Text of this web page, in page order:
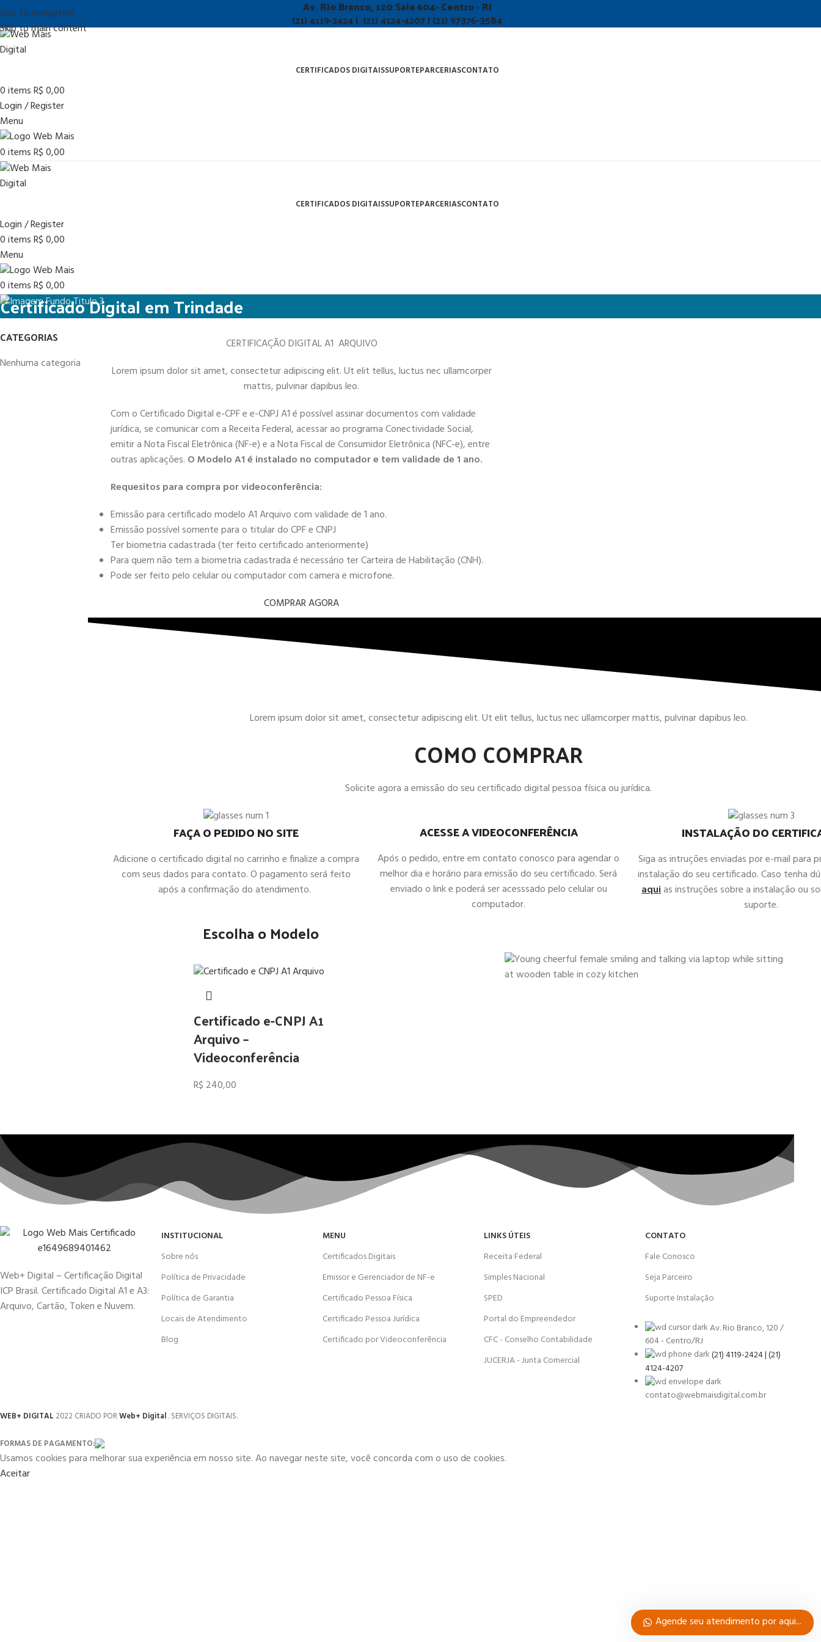
Skip to navigation
Skip to main content
Av. Rio Branco, 120 Sala 604- Centro - RJ
(21) 4119-2424 | (21) 4124-4207 | (21) 97376-3584
CERTIFICADOS DIGITAISSUPORTEPARCERIASCONTATO
0itemsR$0,00
Login / Register
Menu
0itemsR$0,00
CERTIFICADOS DIGITAISSUPORTEPARCERIASCONTATO
Login / Register
0itemsR$0,00
Menu
0itemsR$0,00
Certificado Digital em Trindade
CATEGORIAS
Nenhuma categoria
CERTIFICAÇÃO DIGITAL A1 ARQUIVO
Lorem ipsum dolor sit amet, consectetur adipiscing elit. Ut elit tellus, luctus nec ullamcorper
mattis, pulvinar dapibus leo.
Com o Certificado Digital e-CPF e e-CNPJ A1 é possível assinar documentos com validade
jurídica, se comunicar com a Receita Federal, acessar ao programa Conectividade Social,
emitir a Nota Fiscal Eletrônica (NF-e) e a Nota Fiscal de Consumidor Eletrônica (NFC-e), entre
outras aplicações. O Modelo A1 é instalado no computador e tem validade de 1 ano.
Requesitos para compra por videoconferência:
Emissão para certificado modelo A1 Arquivo com validade de 1 ano.
Emissão possível somente para o titular do CPF e CNPJ
Ter biometria cadastrada (ter feito certificado anteriormente)
Para quem não tem a biometria cadastrada é necessário ter Carteira de Habilitação (CNH).
Pode ser feito pelo celular ou computador com camera e microfone.
COMPRAR AGORA
Lorem ipsum dolor sit amet, consectetur adipiscing elit. Ut elit tellus, luctus nec ullamcorper mattis, pulvinar dapibus leo.
COMO COMPRAR
Solicite agora a emissão do seu certificado digital pessoa física ou jurídica.
FAÇA O PEDIDO NO SITE
Adicione o certificado digital no carrinho e finalize a compra
com seus dados para contato. O pagamento será feito
após a confirmação do atendimento.
ACESSE A VIDEOCONFERÊNCIA
Após o pedido, entre em contato conosco para agendar o
melhor dia e horário para emissão do seu certificado. Será
enviado o link e poderá ser acesssado pelo celular ou
computador.
INSTALAÇÃO DO
Siga as intruções enviadas por e-mail para
instalação do seu certificado. Caso tenha
aquias instruções sobre a instalação ou
suporte.
Escolha o Modelo
Certificado e-CNPJ A1
Arquivo –
Videoconferência
R$ 240,00
Web+ Digital – Certificação Digital
ICP Brasil. Certificado Digital A1 e A3:
Arquivo, Cartão, Token e Nuvem.
INSTITUCIONAL
Sobre nós
Política de Privacidade
Política de Garantia
Locais de Atendimento
Blog
MENU
Certificados Digitais
Emissor e Gerenciador de NF-e
Certificado Pessoa Física
Certificado Pessoa Jurídica
Certificado por Videoconferência
LINKS ÚTEIS
Receita Federal
Simples Nacional
SPED
Portal do Empreendedor
CFC - Conselho Contabilidade
JUCERJA - Junta Comercial
CONTATO
Fale Conosco
Seja Parceiro
Suporte Instalação
Av. Rio Branco, 120 /
604 - Centro/RJ
(21) 4119-2424 | (21)
4124-4207
contato@webmaisdigital.com.br
WEB+ DIGITAL 2022 CRIADO PORWeb+ Digital. SERVIÇOS DIGITAIS.
FORMAS DE PAGAMENTO:
Usamos cookies para melhorar sua experiência em nosso site. Ao navegar neste site, você concorda com o uso de cookies.
Aceitar
Agende seu atendimento por aqui...